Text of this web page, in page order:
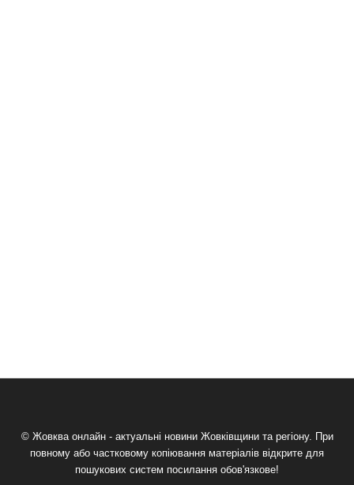
© Жовква онлайн - актуальні новини Жовківщини та регіону. При
повному або частковому копіювання матеріалів відкрите для
пошукових систем посилання обов'язкове!